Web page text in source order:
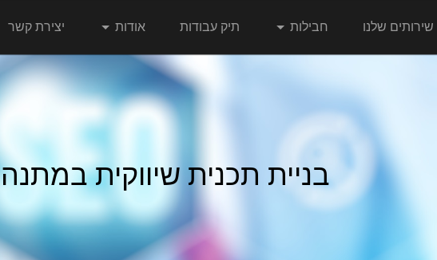
שירותים שלנו חבילות תיק עבודות אודות יצירת קשר
בניית תכנית שיווקית במתנה